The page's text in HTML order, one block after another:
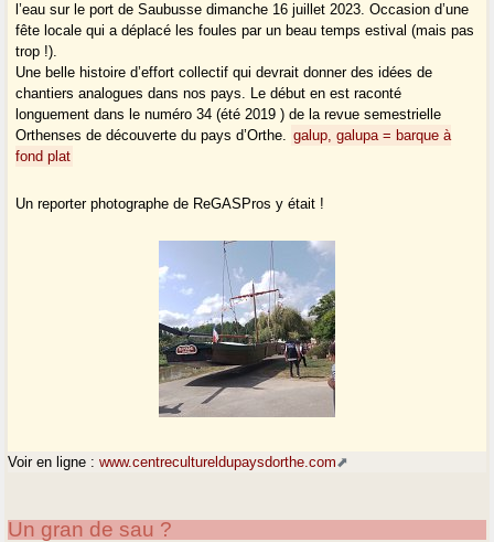
l’eau sur le port de Saubusse dimanche 16 juillet 2023. Occasion d’une
fête locale qui a déplacé les foules par un beau temps estival (mais pas
trop !).
Une belle histoire d’effort collectif qui devrait donner des idées de
chantiers analogues dans nos pays. Le début en est raconté
longuement dans le numéro 34 (été 2019 ) de la revue semestrielle
Orthenses de découverte du pays d’Orthe. galup, galupa = barque à
fond plat
Un reporter photographe de ReGASPros y était !
Voir en ligne :www.centrecultureldupaysdorthe.com
Un gran de sau ?